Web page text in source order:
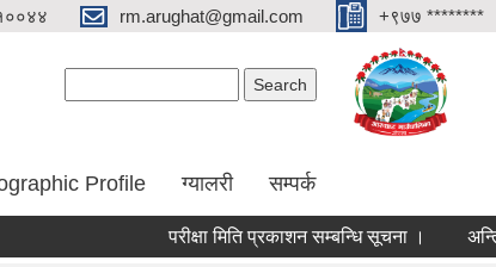
rm.arughat@gmail.com +९७७ ********
Profile ग्यालरी सम्पर्क
परीक्षा मिति प्रकाशन सम्बन्धि सूचना । अन्तिम